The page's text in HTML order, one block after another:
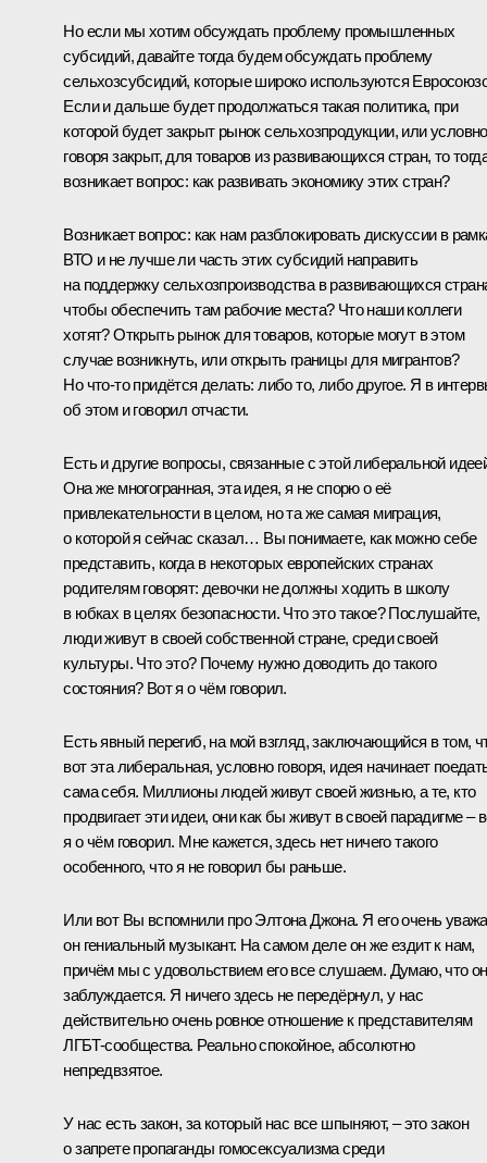
Но если мы хотим обсуждать проблему промышленных
субсидий, давайте тогда будем обсуждать проблему
сельхозсубсидий, которые широко используются
Если и дальше будет продолжаться такая политика, при
которой будет закрыт рынок сельхозпродукции, или условно
говоря закрыт, для товаров из развивающихся стран, то
возникает вопрос: как развивать экономику этих стран?
Возникает вопрос: как нам разблокировать дискуссии в
ВТО и не лучше ли часть этих субсидий направить
на поддержку сельхозпроизводства в развивающихся
чтобы обеспечить там рабочие места? Что наши коллеги
хотят? Открыть рынок для товаров, которые могут в этом
случае возникнуть, или открыть границы для мигрантов?
Но что‑то придётся делать: либо то, либо другое. Я в
об этом и говорил отчасти.
Есть и другие вопросы, связанные с этой либеральной
Она же многогранная, эта идея, я не спорю о её
привлекательности в целом, но та же самая миграция,
о которой я сейчас сказал… Вы понимаете, как можно себе
представить, когда в некоторых европейских странах
родителям говорят: девочки не должны ходить в школу
в юбках в целях безопасности. Что это такое? Послушайте,
люди живут в своей собственной стране, среди своей
культуры. Что это? Почему нужно доводить до такого
состояния? Вот я о чём говорил.
Есть явный перегиб, на мой взгляд, заключающийся в том,
вот эта либеральная, условно говоря, идея начинает
сама себя. Миллионы людей живут своей жизнью, а те, кто
продвигает эти идеи, они как бы живут в своей парадигме –
я о чём говорил. Мне кажется, здесь нет ничего такого
особенного, что я не говорил бы раньше.
Или вот Вы вспомнили про Элтона Джона. Я его очень
он гениальный музыкант. На самом деле он же ездит к нам,
причём мы с удовольствием его все слушаем. Думаю, что он
заблуждается. Я ничего здесь не передёрнул, у нас
действительно очень ровное отношение к представителям
ЛГБТ‑сообщества. Реально спокойное, абсолютно
непредвзятое.
У нас есть закон, за который нас все шпыняют, – это закон
о запрете пропаганды гомосексуализма среди